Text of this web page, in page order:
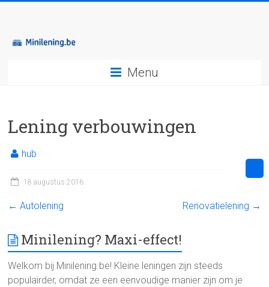
Menu
Lening verbouwingen
hub
18 augustus 2016
← Autolening Renovatielening →
Minilening? Maxi-effect!
Welkom bij Minilening.be! Kleine leningen zijn steeds
populairder, omdat ze een eenvoudige manier zijn om je